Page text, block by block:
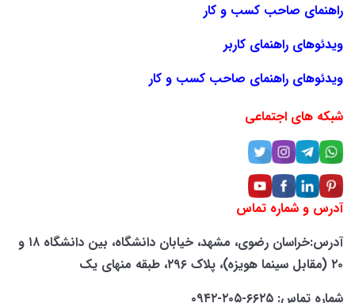
راهنمای صاحب کسب و کار
ویدئوهای راهنمای کاربر
ویدئوهای راهنمای صاحب کسب و کار
شبکه های اجتماعی
آدرس و شماره تماس
آدرس:خراسان رضوی، مشهد، خیابان دانشگاه، بین دانشگاه ۱۸ و
۲۰ (مقابل سینما هویزه)، پلاک ۲۹۶، طبقه منهای یک
شماره تماس: ۶۶۲۵-۲۰۵-۰۹۴۲